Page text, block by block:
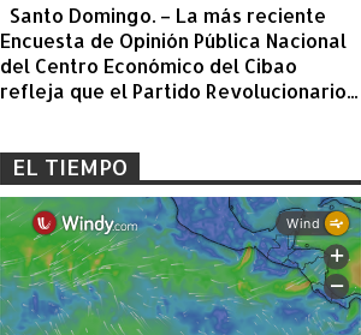
Santo Domingo. – La más reciente
Encuesta de Opinión Pública Nacional
del Centro Económico del Cibao
refleja que el Partido Revolucionario...
EL TIEMPO